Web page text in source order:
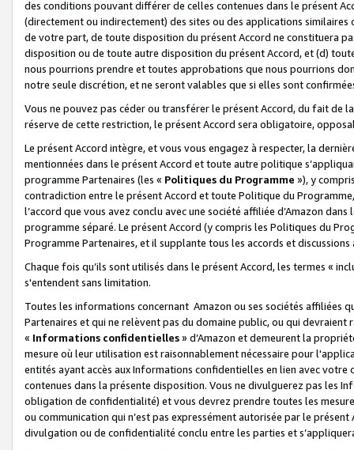
des conditions pouvant différer de celles contenues dans le présent
(directement ou indirectement) des sites ou des applications
de votre part, de toute disposition du présent Accord ne constituera
disposition ou de toute autre disposition du présent Accord, et (d)
nous pourrions prendre et toutes approbations que nous pourrions
notre seule discrétion, et ne seront valables que si elles sont
Vous ne pouvez pas céder ou transférer le présent Accord, du fait de
réserve de cette restriction, le présent Accord sera obligatoire,
Le présent Accord intègre, et vous vous engagez à respecter, la
mentionnées dans le présent Accord et toute autre politique
programme Partenaires (les « Politiques du Programme »), y
contradiction entre le présent Accord et toute Politique du
l’accord que vous avez conclu avec une société affiliée d’Amazon
programme séparé. Le présent Accord (y compris les Politiques du
Programme Partenaires, et il supplante tous les accords et discussions
Chaque fois qu’ils sont utilisés dans le présent Accord, les termes «
s'entendent sans limitation.
Toutes les informations concernant Amazon ou ses sociétés affiliées
Partenaires et qui ne relèvent pas du domaine public, ou qui
« Informations confidentielles» d’Amazon et demeurent la
mesure où leur utilisation est raisonnablement nécessaire pour
entités ayant accès aux Informations confidentielles en lien avec
contenues dans la présente disposition. Vous ne divulguerez pas les
obligation de confidentialité) et vous devrez prendre toutes les
ou communication qui n’est pas expressément autorisée par le
divulgation ou de confidentialité conclu entre les parties et